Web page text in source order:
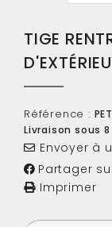
TIGE
Référence :
Livraison sous
Envoyer à
Partager
Imprimer